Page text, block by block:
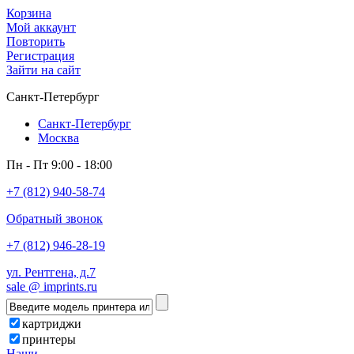
Корзина
Мой аккаунт
Повторить
Регистрация
Зайти на сайт
Санкт-Петербург
Санкт-Петербург
Москва
Пн - Пт 9:00 - 18:00
+7 (812) 940-58-74
Обратный звонок
+7 (812) 946-28-19
ул. Рентгена, д.7
sale @ imprints.ru
картриджи
принтеры